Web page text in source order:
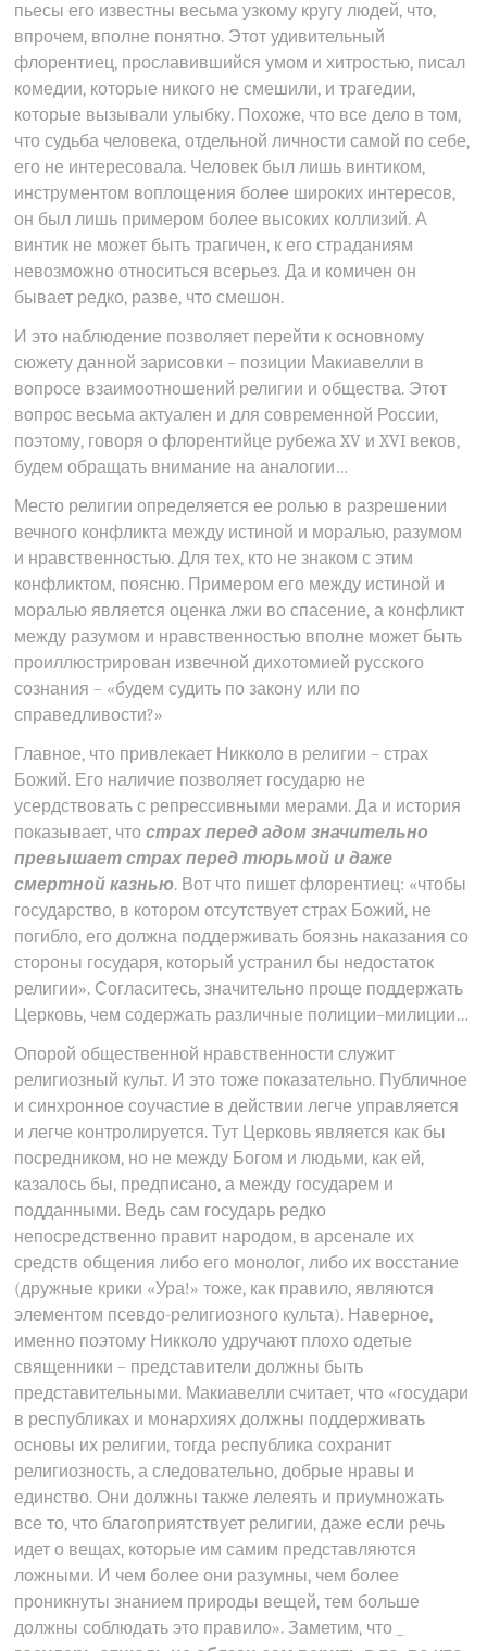
пьесы его известны весьма узкому кругу людей, что,
впрочем, вполне понятно. Этот удивительный
флорентиец, прославившийся умом и хитростью, писал
комедии, которые никого не смешили, и трагедии,
которые вызывали улыбку. Похоже, что все дело в том,
что судьба человека, отдельной личности самой по себе,
его не интересовала. Человек был лишь винтиком,
инструментом воплощения более широких интересов,
он был лишь примером более высоких коллизий. А
винтик не может быть трагичен, к его страданиям
невозможно относиться всерьез. Да и комичен он
бывает редко, разве, что смешон.
И это наблюдение позволяет перейти к основному
сюжету данной зарисовки – позиции Макиавелли в
вопросе взаимоотношений религии и общества. Этот
вопрос весьма актуален и для современной России,
поэтому, говоря о флорентийце рубежа XV и XVI веков,
будем обращать внимание на аналогии…
Место религии определяется ее ролью в разрешении
вечного конфликта между истиной и моралью, разумом
и нравственностью. Для тех, кто не знаком с этим
конфликтом, поясню. Примером его между истиной и
моралью является оценка лжи во спасение, а конфликт
между разумом и нравственностью вполне может быть
проиллюстрирован извечной дихотомией русского
сознания – «будем судить по закону или по
справедливости?»
Главное, что привлекает Никколо в религии – страх
Божий. Его наличие позволяет государю не
усердствовать с репрессивными мерами. Да и история
показывает, чтострах перед адом значительно
превышает страх перед тюрьмой и даже
смертной казнью. Вот что пишет флорентиец: «чтобы
государство, в котором отсутствует страх Божий, не
погибло, его должна поддерживать боязнь наказания со
стороны государя, который устранил бы недостаток
религии». Согласитесь, значительно проще поддержать
Церковь, чем содержать различные полиции–милиции…
Опорой общественной нравственности служит
религиозный культ. И это тоже показательно. Публичное
и синхронное соучастие в действии легче управляется
и легче контролируется. Тут Церковь является как бы
посредником, но не между Богом и людьми, как ей,
казалось бы, предписано, а между государем и
подданными. Ведь сам государь редко
непосредственно правит народом, в арсенале их
средств общения либо его монолог, либо их восстание
(дружные крики «Ура!» тоже, как правило, являются
элементом псевдо-религиозного культа). Наверное,
именно поэтому Никколо удручают плохо одетые
священники – представители должны быть
представительными. Макиавелли считает, что «государи
в республиках и монархиях должны поддерживать
основы их религии, тогда республика сохранит
религиозность, а следовательно, добрые нравы и
единство. Они должны также лелеять и приумножать
все то, что благоприятствует религии, даже если речь
идет о вещах, которые им самим представляются
ложными. И чем более они разумны, чем более
проникнуты знанием природы вещей, тем больше
должны соблюдать это правило». Заметим, что _